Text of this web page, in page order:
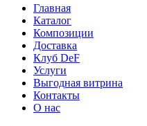
Главная
Каталог
Композиции
Доставка
Клуб DeF
Услуги
Выгодная витрина
Контакты
О нас